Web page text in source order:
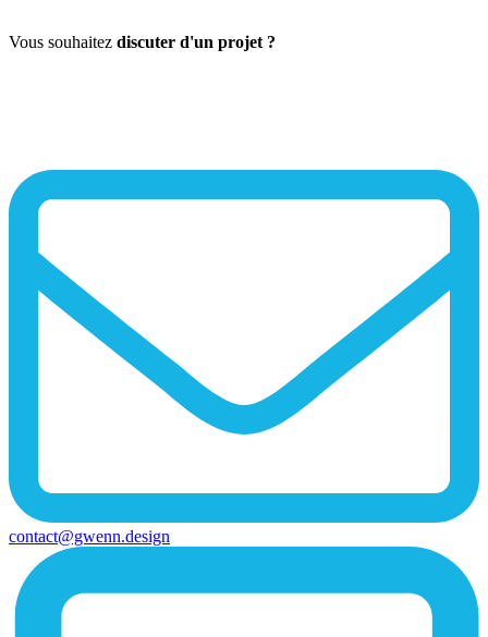
Vous souhaitez discuter d'un projet ?
contact@gwenn.design